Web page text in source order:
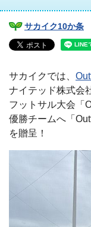
サカイク10か条
サカイクでは、
ナイテッド株式会
フットサル大会「
優勝チームへ「
を贈呈！